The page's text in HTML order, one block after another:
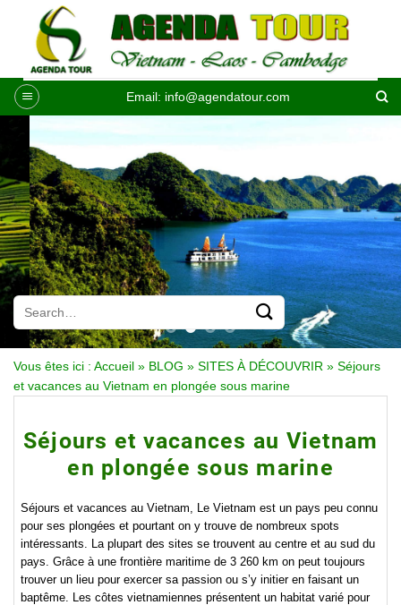
contenu
Email: info@agendatour.com
Vous êtes ici : Accueil » BLOG » SITES À DÉCOUVRIR » Séjours
et vacances au Vietnam en plongée sous marine
Séjours et vacances au Vietnam
en plongée sous marine
Séjours et vacances au Vietnam, Le Vietnam est un pays peu connu
pour ses plongées et pourtant on y trouve de nombreux spots
intéressants. La plupart des sites se trouvent au centre et au sud du
pays. Grâce à une frontière maritime de 3 260 km on peut toujours
trouver un lieu pour exercer sa passion ou s’y initier en faisant un
baptême. Les côtes vietnamiennes présentent un habitat varié pour